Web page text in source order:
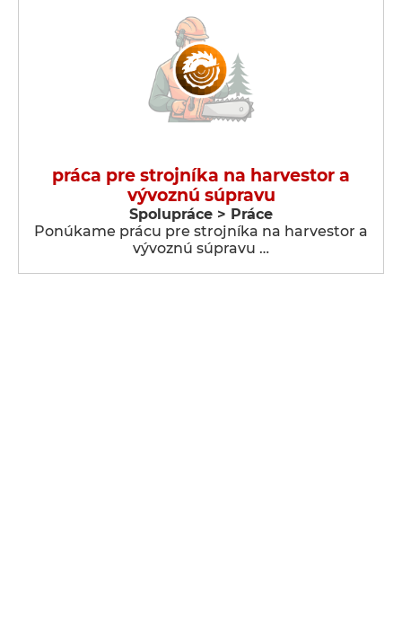
práca pre strojníka na harvestor a
vývoznú súpravu
Spolupráce > Práce
Ponúkame prácu pre strojníka na harvestor a
vývoznú súpravu …